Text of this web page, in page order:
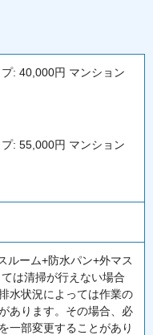
: 40,000円 マンション
: 55,000円 マンション
ルーム+防水パン+外マス
は清掃が行えない場合
水状況によっては作業の
あります。その場合、必
一部変更することがあり